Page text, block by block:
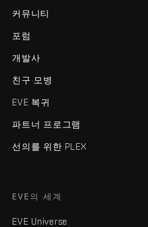
커뮤니티
포럼
개발사
친구 모병
EVE 복귀
파트너 프로그램
선의를 위한 PLEX
EVE의 세계
EVE Universe